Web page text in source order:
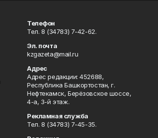
Телефон
Тел. 8 (34783) 7-42-62.
Эл. почта
kzgazeta@mail.ru
Адрес
Адрес редакции: 452688,
Республика Башкортостан, г.
Нефтекамск, Берёзовское шоссе,
4-а, 3-й этаж.
Рекламная служба
Тел. 8 (34783) 7-45-35.